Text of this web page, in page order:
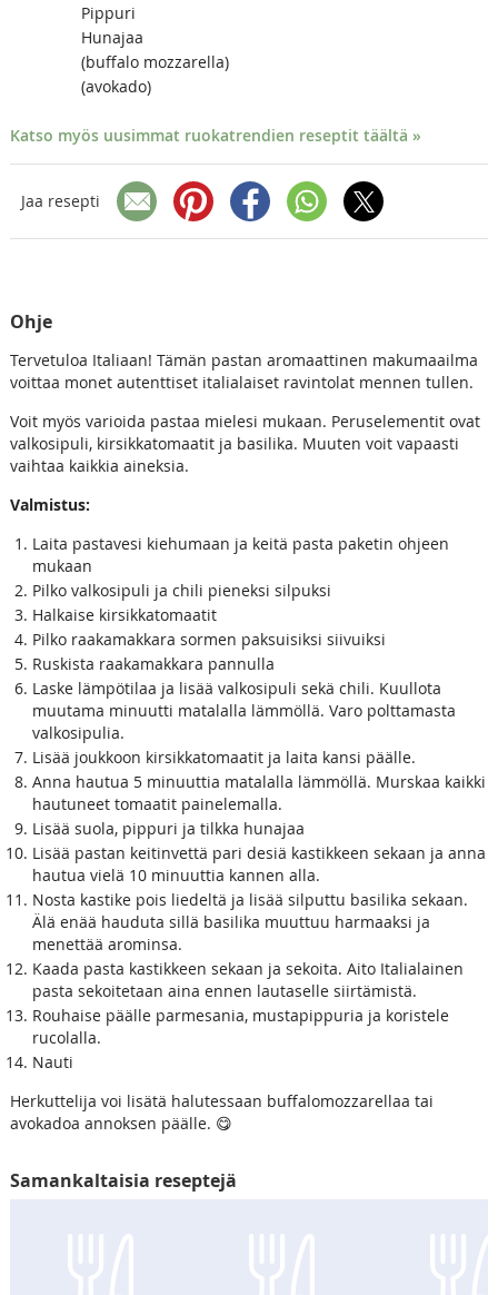
Pippuri
Hunajaa
(buffalo mozzarella)
(avokado)
Katso myös uusimmat ruokatrendien reseptit täältä »
Jaa resepti
Ohje
Tervetuloa Italiaan! Tämän pastan aromaattinen makumaailma
voittaa monet autenttiset italialaiset ravintolat mennen tullen.
Voit myös varioida pastaa mielesi mukaan. Peruselementit ovat
valkosipuli, kirsikkatomaatit ja basilika. Muuten voit vapaasti
vaihtaa kaikkia aineksia.
Valmistus:
Laita pastavesi kiehumaan ja keitä pasta paketin ohjeen
mukaan
Pilko valkosipuli ja chili pieneksi silpuksi
Halkaise kirsikkatomaatit
Pilko raakamakkara sormen paksuisiksi siivuiksi
Ruskista raakamakkara pannulla
Laske lämpötilaa ja lisää valkosipuli sekä chili. Kuullota
muutama minuutti matalalla lämmöllä. Varo polttamasta
valkosipulia.
Lisää joukkoon kirsikkatomaatit ja laita kansi päälle.
Anna hautua 5 minuuttia matalalla lämmöllä. Murskaa kaikki
hautuneet tomaatit painelemalla.
Lisää suola, pippuri ja tilkka hunajaa
Lisää pastan keitinvettä pari desiä kastikkeen sekaan ja anna
hautua vielä 10 minuuttia kannen alla.
Nosta kastike pois liedeltä ja lisää silputtu basilika sekaan.
Älä enää hauduta sillä basilika muuttuu harmaaksi ja
menettää arominsa.
Kaada pasta kastikkeen sekaan ja sekoita. Aito Italialainen
pasta sekoitetaan aina ennen lautaselle siirtämistä.
Rouhaise päälle parmesania, mustapippuria ja koristele
rucolalla.
Nauti
Herkuttelija voi lisätä halutessaan buffalomozzarellaa tai
avokadoa annoksen päälle. 😋
Samankaltaisia reseptejä